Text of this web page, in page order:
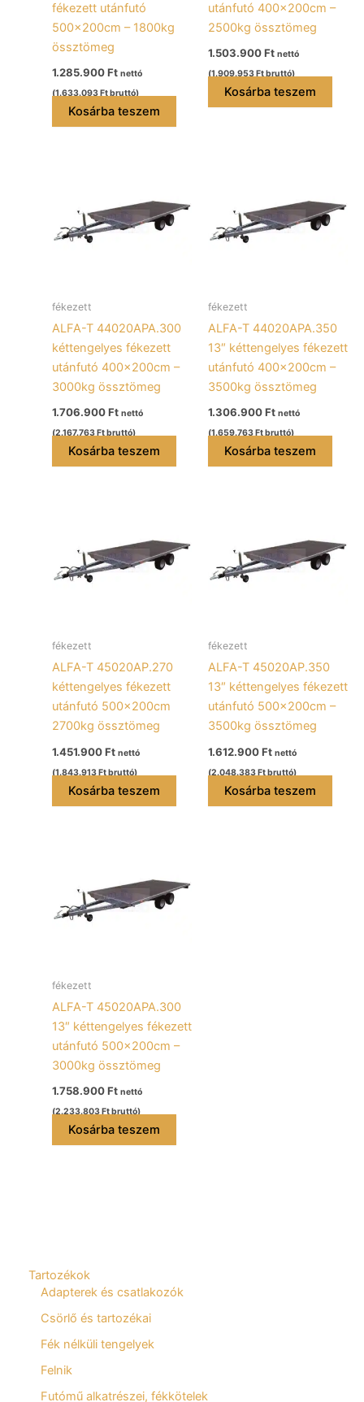
Tartozékok
Adapterek és csatlakozók
Csörlő és tartozékai
Fék nélküli tengelyek
Felnik
Futómű alkatrészei, fékkötelek
fékezett utánfutó
500x200cm – 1800kg
össztömeg
1.285.900Ft nettó
(1.633.093 Ftbruttó)
Kosárba teszem
utánfutó 400x200cm –
2500kg össztömeg
1.503.900Ft nettó
(1.909.953 Ftbruttó)
Kosárba teszem
fékezett
ALFA-T 44020APA.300
kéttengelyes fékezett
utánfutó 400x200cm –
3000kg össztömeg
1.706.900Ft nettó
(2.167.763Ftbruttó)
Kosárba teszem
fékezett
ALFA-T 44020APA.350
13″ kéttengelyes fékezett
utánfutó 400x200cm –
3500kg össztömeg
1.306.900Ft nettó
(1.659.763Ftbruttó)
Kosárba teszem
fékezett
ALFA-T 45020AP.270
kéttengelyes fékezett
utánfutó 500x200cm
2700kg össztömeg
1.451.900Ft nettó
(1.843.913Ftbruttó)
Kosárba teszem
fékezett
ALFA-T 45020AP.350
13″ kéttengelyes fékezett
utánfutó 500x200cm –
3500kg össztömeg
1.612.900Ft nettó
(2.048.383Ftbruttó)
Kosárba teszem
fékezett
ALFA-T 45020APA.300
13″ kéttengelyes fékezett
utánfutó 500x200cm –
3000kg össztömeg
1.758.900Ft nettó
(2.233.803 Ftbruttó)
Kosárba teszem